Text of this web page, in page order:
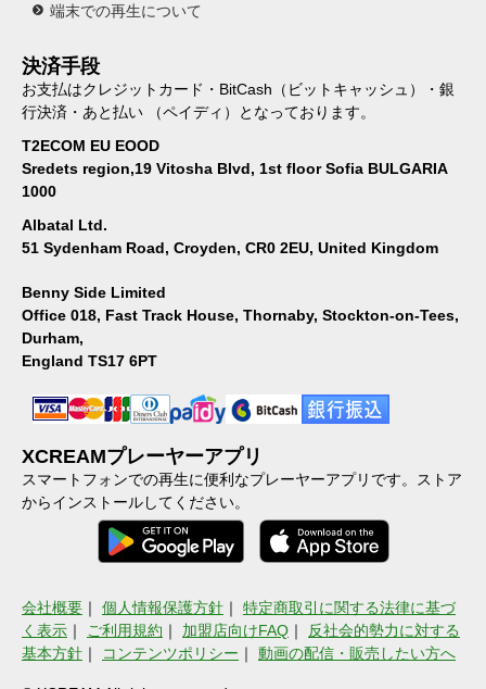
端末での再生について
決済手段
お支払はクレジットカード・BitCash（ビットキャッシュ）・銀
行決済・あと払い （ペイディ）となっております。
T2ECOM EU EOOD
Sredets region,19 Vitosha Blvd, 1st floor Sofia BULGARIA
1000
Albatal Ltd.
51 Sydenham Road, Croyden, CR0 2EU, United Kingdom
Benny Side Limited
Office 018, Fast Track House, Thornaby, Stockton-on-Tees,
Durham,
England TS17 6PT
XCREAMプレーヤーアプリ
スマートフォンでの再生に便利なプレーヤーアプリです。ストア
からインストールしてください。
会社概要 ｜ 個人情報保護方針 ｜ 特定商取引に関する法律に基づ
く表示 ｜ ご利用規約 ｜ 加盟店向けFAQ ｜
反社会的勢力に対する
基本方針 ｜ コンテンツポリシー ｜ 動画の配信・販売したい方へ